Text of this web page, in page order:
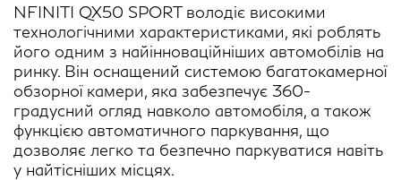
NFINITI QX50 SPORT володіє високими
технологічними характеристиками, які роблять
його одним з найінноваційніших автомобілів на
ринку. Він оснащений системою багатокамерної
обзорної камери, яка забезпечує 360-
градусний огляд навколо автомобіля, а також
функцією автоматичного паркування, що
дозволяє легко та безпечно паркуватися навіть
у найтісніших місцях.